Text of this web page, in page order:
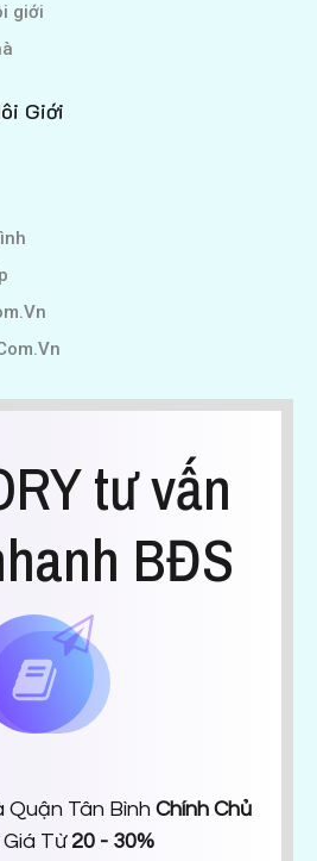
giới
Giới
tư vấn
BĐS
Quận Tân Bình Chính Chủ
Giá Từ 20 - 30%